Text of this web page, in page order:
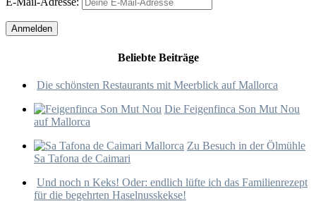
Beliebte Beiträge
Die schönsten Restaurants mit Meerblick auf Mallorca
Die Feigenfinca Son Mut Nou
auf Mallorca
Zu Besuch in der Ölmühle
Sa Tafona de Caimari
Und noch n Keks! Oder: endlich lüfte ich das Familienrezept
für die begehrten Haselnusskekse!